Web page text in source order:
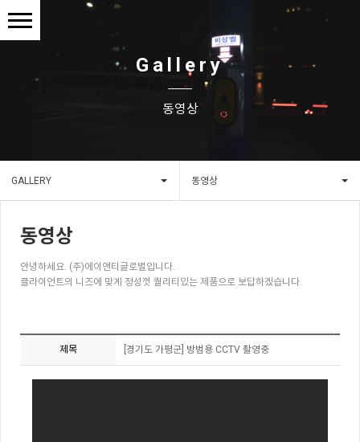
Gallery
동영상
GALLERY 동영상
동영상
안녕하세요. (주)에이앤티글로벌입니다.
클라이언트의 니즈에 맞게 정성껏 퀄리티있는 제품으로 보답하겠습니다.
제목 [경기도 가평군] 방범용 CCTV 촬영중